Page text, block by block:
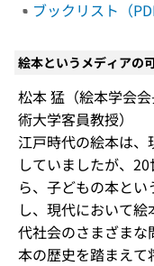
ブックリスト（
絵本というメディアの
松本 猛（絵本学会
術大学客員教授）
江戸時代の絵本は
していましたが、
ら、子どもの本と
し、現代において
代社会のさまざま
本の歴史を踏まえて